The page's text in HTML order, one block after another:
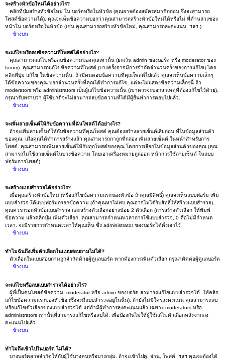
จะสร้างหัวข้อใหม่ได้อย่างไร?
คลิกที่ปุ่มสร้างหัวข้อใหม่ ใน บอร์ดหรือในหัวข้อ (คุณอาจต้องสมัครสมาชิกก่อน จึงจะสามารถ
โพสต์ข้อความได้). คุณจะเห็นข้อความบอกว่าคุณสามารถสร้างหัวข้อใหม่ได้หรือไม่ ที่ด้านล่างของ
หน้าใน บอร์ดหรือในหัวข้อ (เช่น คุณสามารถสร้างหัวข้อใหม่, คุณสามารถละคะแนน, ฯลฯ.)
ข้างบน
จะแก้ไขหรือลบข้อความที่โพสต์ได้อย่างไร?
คุณสามารถแก้ไขหรือลบข้อความของคุณเท่านั้น (ยกเว้น admin ของบอร์ด หรือ moderator ของ
forum). คุณสามารถแก้ไขข้อความที่โพสต์ (บางครั้งอาจมีการจำกัดจำนวนครั้งของการแก้ไข) โดย
คลิกที่ปุ่ม แก้ไข ในข้อความนั้น. ถ้ามีคนตอบข้อความที่คุณโพสต์ไปแล้ว คุณจะเห็นข้อความเล็กๆ
ใต้ข้อความของคุณ บอกจำนวนครั้งที่คุณได้ทำการแก้ไข. แต่จะไม่แสดงข้อความเล็กๆนี้ ถ้า
moderators หรือ administrators เป็นผู้แก้ไขข้อความนั้น (เขาควรจะบอกสาเหตุที่ต้องแก้ไขไว้ด้วย).
กรุณารับทราบว่า ผู้ใช้ปกติจะไม่สามารถลบข้อความที่ได้มีผู้อื่นทำการตอบไปแล้ว.
ข้างบน
จะเพิ่มลายเซ็นต์ให้กับข้อความที่ฉันโพสต์ได้อย่างไร?
ถ้าจะเพิ่มลายเซ็นต์ให้กับข้อความที่คุณโพสต์ คุณต้องสร้างลายเซ็นต์เสียก่อน ที่ในข้อมูลส่วนตัว
ของคุณ. เมื่อคุณได้ทำการสร้างแล้ว คุณสามารถกาถูกที่กล่อง เพิ่มลายเซ็นต์ ในหน้าสำหรับการ
โพสต์. คุณสามารถเพิ่มลายเซ็นต์ให้กับทุกโพสต์ของคุณ โดยการเลือกในข้อมูลส่วนตัวของคุณ (คุณ
สามารถไม่ใช้ลายเซ็นต์ในบางข้อความ โดยเอาเครื่องหมายถูกออก หน้าการใช้ลายเซ็นต์ ในแบบ
ฟอร์มการโพสต์)
ข้างบน
จะสร้างแบบสำรวจได้อย่างไร?
เมื่อคุณสร้างหัวข้อใหม่ (หรือแก้ไขข้อความแรกของหัวข้อ ถ้าคุณมีสิทธิ์) คุณจะเห็นแบบฟอร์ม เพิ่ม
แบบสำรวจ ใต้แบบฟอร์มกรอกข้อความ (ถ้าคุณหาไม่พบ คุณอาจไม่ได้รับสิทธิ์ให้สร้างแบบสำรวจ).
คุณควรกรอกหัวข้อแบบสำรวจ และสร้างตัวเลือกอย่างน้อย 2 ตัวเลือก (การสร้างตัวเลือก ให้พิมพ์
ข้อความ แล้วคลิกปุ่ม เพิ่มตัวเลือก. คุณสามารถกำหนดเวลาการใช้แบบสำรวจ, 0 คือไม่มีกำหนด
เวลา. จะมีรายการกำหนดเวลาให้คุณเห็น ซึ่ง administrator ของบอร์ดได้ตั้งเอาไว้
ข้างบน
ทำไมฉันถึงเพิ่มตัวเลือกในแบบสอบถามไม่ได้?
ตัวเลือกในแบบสอบถามถูกจำกัดด้วยผู้ดูแลบอร์ด หากต้องการเพิ่มตัวเลือก กรุณาติดต่อผู้ดูแลบอร์ด
ข้างบน
จะแก้ไขหรือลบแบบสำรวจได้อย่างไร?
ผู้ที่เป็นคนโพสต์ข้อความ, moderator หรือ admin ของบอร์ด สามารถแก้ไขแบบสำรวจได้. ให้คลิก
แก้ไขข้อความแรกของหัวข้อ (ซึ่งจะมีแบบสำรวจอยู่ในนั้น). ถ้ายังไม่มีใครลงคะแนน คุณสามารถลบ
หรือแก้ไขตัวเลือกของแบบสำรวจได้ แต่ถ้ามีผู้ทำการลงคะแนนแล้ว เฉพาะ moderators หรือ
administrators เท่านั้นที่สามารถแก้ไขหรือลบได้. เพื่อป้องกันไม่ให้ผู้ใช้แก้ไขตัวเลือกหลังจากลง
คะแนนไปแล้ว
ข้างบน
ทำไมถึงเข้าไปในบอร์ด ไม่ได้?
บางบอร์ดอาจจำกัดให้กับผู้ใช้บางคนหรือบางกลุ่ม. ถ้าจะเข้าไปดู, อ่าน, โพสต์, ฯลฯ คุณจะต้องได้